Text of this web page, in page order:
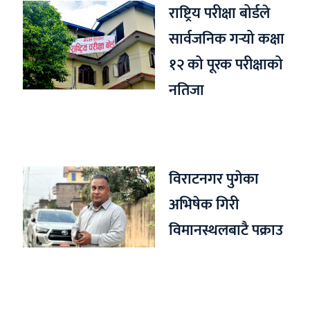
राष्ट्रिय परीक्षा बोर्डले
सार्वजनिक गर्‍यो कक्षा
१२ को पूरक परीक्षाको
नतिजा
विराटनगर पुगेका
अभिषेक गिरी
विमानस्थलबाटै पक्राउ